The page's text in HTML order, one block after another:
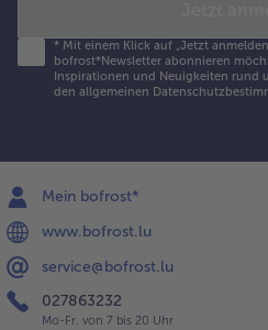
* Mit einem Klick auf „Jetzt
bofrost*Newsletter abonnieren
Inspirationen und Neuigkeiten rund
den allgemeinen
Mein bofrost*
www.bofrost.lu
service@bofrost.lu
027863232
Mo-Fr. von 7 bis 20 Uhr